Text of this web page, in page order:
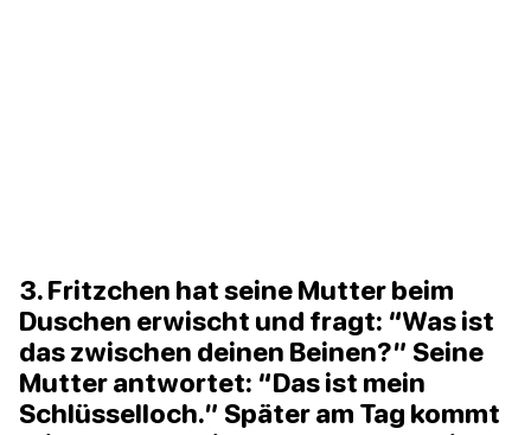
3. Fritzchen hat seine Mutter beim
Duschen erwischt und fragt: “Was ist
das zwischen deinen Beinen?” Seine
Mutter antwortet: “Das ist mein
Schlüsselloch.” Später am Tag kommt